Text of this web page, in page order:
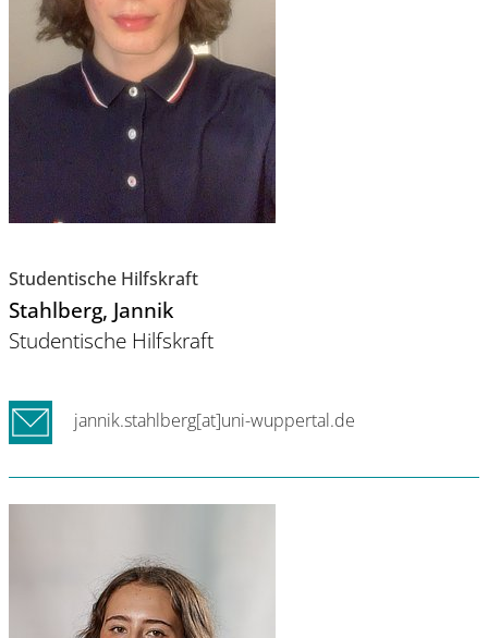
Studentische Hilfskraft
Stahlberg, Jannik
Studentische Hilfskraft
jannik.stahlberg[at]uni-wuppertal.de